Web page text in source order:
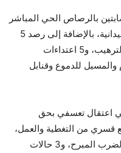
بالرصاص الحي المباشر
بين صفوف الصحفيين أثناء التغطية الميدانية، بالإضافة إلى رصد 5
حالات إطلاق نار مباشر بهدف القتل والترهيب، و5 اعتداءات
والمسيل للدموع وقنابل
اعتقال تعسفي بحق
ومنع قسري من التغطية والعمل،
إلى جانب رصد حالتَي اعتداء جسدي بالضرب المبرح، و3 حالات